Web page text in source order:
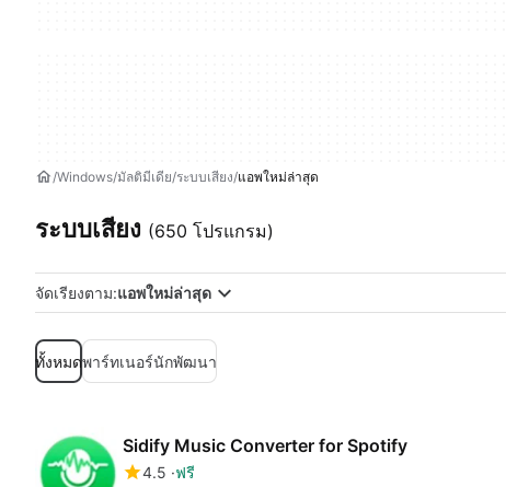
Windows มัลติมีเดีย ระบบเสียง แอพใหม่ล่าสุด
ระบบเสียง (650 โปรแกรม)
จัดเรียงตาม:แอพใหม่ล่าสุด
ทั้งหมดพาร์ทเนอร์นักพัฒนา
Sidify Music Converter for Spotify
4.5 ฟรี